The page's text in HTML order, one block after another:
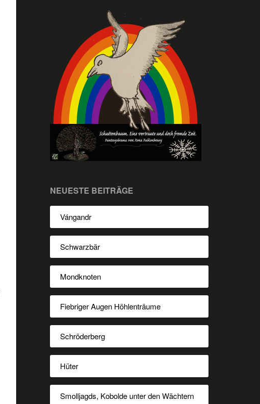
NEUESTE BEITRÄGE
Vángandr
Schwarzbär
Mondknoten
Fiebriger Augen Höhlenträume
Schröderberg
Hüter
Smolljagds, Kobolde unter den Wächtern